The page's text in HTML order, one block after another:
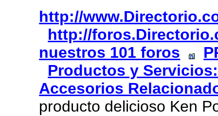
http://
http://
nuestros 101 foros
Productos y
Accesorios
producto delicioso Ken